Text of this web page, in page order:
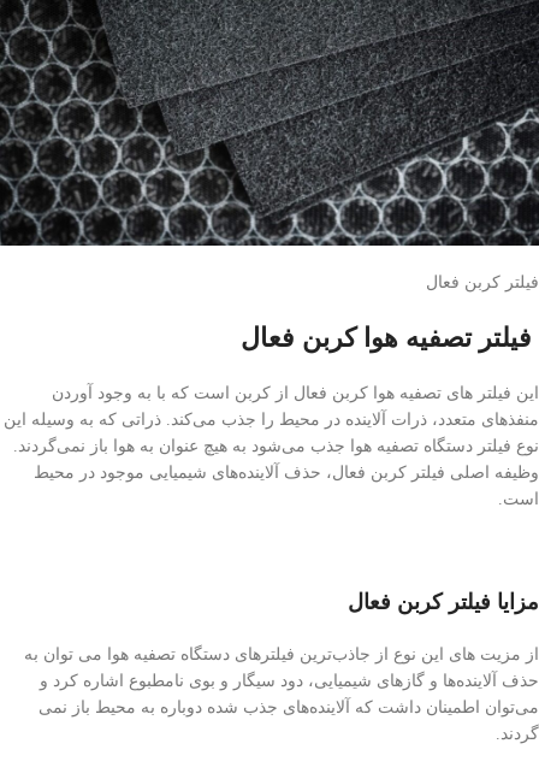
فیلتر کربن فعال
فیلتر تصفیه هوا کربن فعال
این فیلتر های تصفیه هوا کربن فعال از کربن است که با به وجود آوردن
منفذهای متعدد، ذرات آلاینده در محیط را جذب می‌کند. ذراتی که به وسیله این
نوع فیلتر دستگاه تصفیه هوا جذب می‌شود به هیچ عنوان به هوا باز نمی‌گردند.
وظیفه اصلی فیلتر کربن فعال، حذف آلاینده‌های شیمیایی موجود در محیط
است.
مزایا فیلتر کربن فعال
از مزیت های این نوع از جاذب‌ترین فیلترهای دستگاه تصفیه هوا می توان به
حذف آلاینده‌ها و گازهای شیمیایی، دود سیگار و بوی نامطبوع اشاره کرد و
می‌توان اطمینان داشت که آلاینده‌های جذب شده دوباره به محیط باز نمی
گردند.